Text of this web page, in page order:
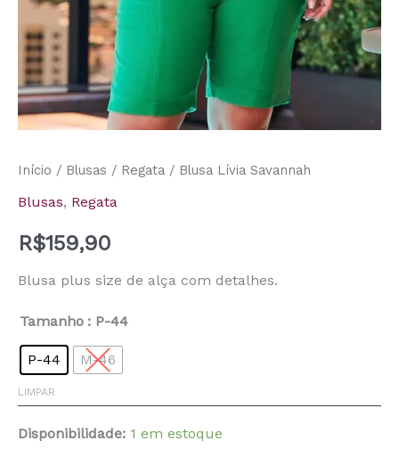
Início / Blusas / Regata / Blusa Lívia Savannah
Blusas, Regata
R$159,90
Blusa plus size de alça com detalhes.
Tamanho : P-44
P-44 M-46
LIMPAR
Disponibilidade: 1 em estoque